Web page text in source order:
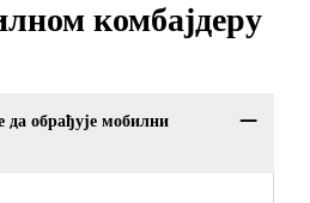
комбајдеру
да обрађује мобилни